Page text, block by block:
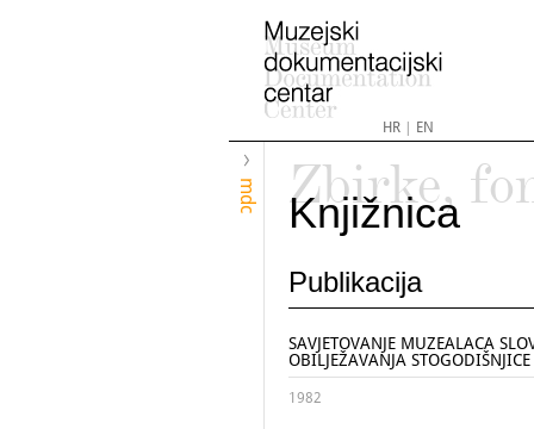
HR| EN
mdc
Zbirke,
Knjižnica
Publikacija
SAVJETOVANJE MUZEALACA
OBILJEŽAVANJA
1982